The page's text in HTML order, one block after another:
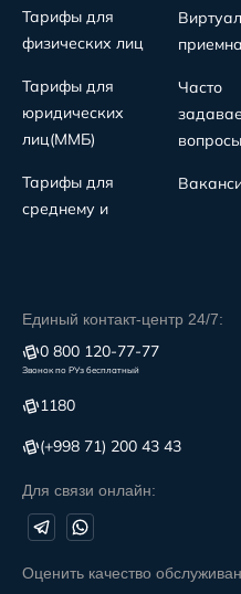
Тарифы для
физических лиц
Тарифы для
юридических
лиц(MMБ)
Тарифы для
среднему и
Часто
Единый контакт-центр 24/7:
0 800 120-77-77
Звонок по РУз бесплатный
1180
(+998 71) 200 43 43
Для связи онлайн:
Оценить качество